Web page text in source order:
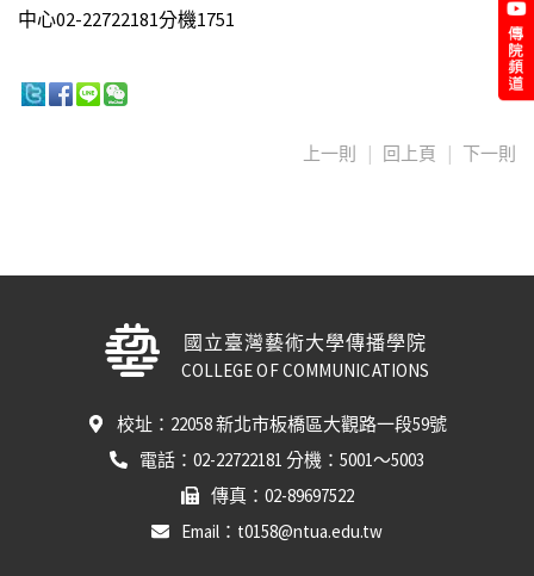
中心02-22722181分機1751
上一則 | 回上頁 | 下一則
國立臺灣藝術大學傳播學院
COLLEGE OF COMMUNICATIONS
校址：22058 新北市板橋區大觀路一段59號
電話：02-22722181 分機：5001～5003
傳真：02-89697522
Email：t0158@ntua.edu.tw